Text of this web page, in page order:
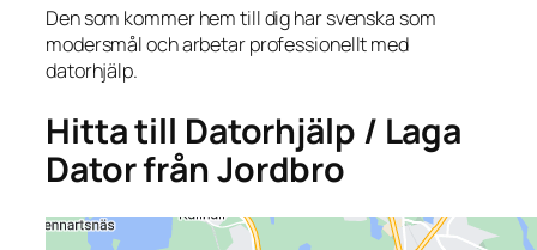
Den som kommer hem till dig har svenska som
modersmål och arbetar professionellt med
datorhjälp.
Hitta till Datorhjälp / Laga
Dator från Jordbro